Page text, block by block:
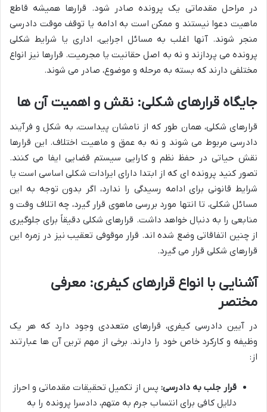
در مراحل مقدماتی یک پرونده صادر شود. قرارها همیشه قاطع
ماهیت دعوا نیستند و ممکن است به ادامه یا توقف موقت دادرسی
منجر شوند. آنها اغلب به مسائل اجرایی، اداری یا شرایط شکلی
پرونده می پردازند و نه به اصل حقانیت یا مجرمیت. قرارها نیز انواع
مختلفی دارند که بسته به مرحله و موضوع، صادر می شوند.
جایگاه قرارهای شکلی: نقش و اهمیت آن ها
قرارهای شکلی، همان طور که از نامشان پیداست، به شکل و فرآیند
دادرسی مربوط می شوند و نه به عمق و ماهیت اختلاف. این قرارها
نقش حیاتی در حفظ نظم و کارایی سیستم قضایی ایفا می کنند.
تصور کنید پرونده ای که از ابتدا دارای ایرادات شکلی اساسی است یا
شرایط قانونی برای ادامه رسیدگی را ندارد، اگر بدون توجه به این
مسائل شکلی، تا انتها مورد بررسی ماهوی قرار گیرد، چه اتلاف وقت و
منابعی را به دنبال خواهد داشت. قرارهای شکلی دقیقاً برای جلوگیری
از چنین اتفاقاتی وضع شده اند. قرار موقوفی تعقیب نیز در زمره این
قرارهای شکلی قرار می گیرد.
آشنایی با انواع قرارهای کیفری: معرفی
مختصر
در آیین دادرسی کیفری، قرارهای متعددی وجود دارد که هر یک
وظیفه و کارکرد خاص خود را دارند. برخی از مهم ترین آن ها عبارتند
از:
قرار جلب به دادرسی: پس از تکمیل تحقیقات مقدماتی و احراز
دلایل کافی برای انتساب جرم به متهم، دادسرا پرونده را به